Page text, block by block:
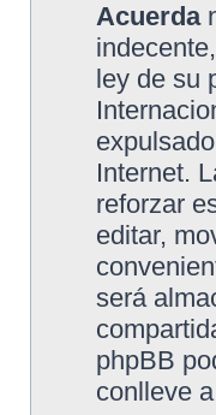
Acuerda
ley de su
Internet.
reforzar
editar,
será
phpBB
conlleve